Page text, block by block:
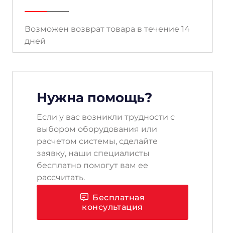
Возможен возврат товара в течение 14
дней
Нужна помощь?
Если у вас возникли трудности с
выбором оборудования или
расчетом системы, сделайте
заявку, наши специалисты
бесплатно помогут вам ее
рассчитать.
Бесплатная
консультация